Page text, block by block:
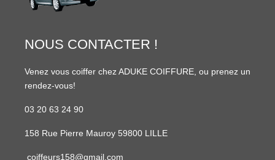
NOUS CONTACTER !
Venez vous coiffer chez ADUKE COIFFURE, ou prenez un
rendez-vous!
03 20 63 24 90
158 Rue Pierre Mauroy 59800 LILLE
coiffeurs158@gmail.com